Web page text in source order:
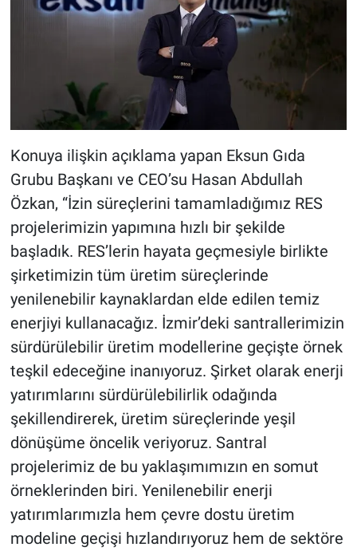
Konuya ilişkin açıklama yapan Eksun Gıda
Grubu Başkanı ve CEO’su Hasan Abdullah
Özkan, “İzin süreçlerini tamamladığımız RES
projelerimizin yapımına hızlı bir şekilde
başladık. RES’lerin hayata geçmesiyle birlikte
şirketimizin tüm üretim süreçlerinde
yenilenebilir kaynaklardan elde edilen temiz
enerjiyi kullanacağız. İzmir’deki santrallerimizin
sürdürülebilir üretim modellerine geçişte örnek
teşkil edeceğine inanıyoruz. Şirket olarak enerji
yatırımlarını sürdürülebilirlik odağında
şekillendirerek, üretim süreçlerinde yeşil
dönüşüme öncelik veriyoruz. Santral
projelerimiz de bu yaklaşımımızın en somut
örneklerinden biri. Yenilenebilir enerji
yatırımlarımızla hem çevre dostu üretim
modeline geçişi hızlandırıyoruz hem de sektöre